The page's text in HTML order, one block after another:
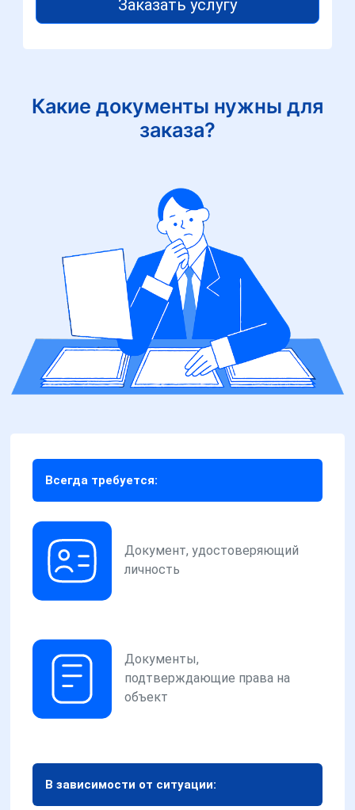
Заказать услугу
Какие документы нужны для
заказа?
Всегда требуется:
Документ, удостоверяющий
личность
Документы,
подтверждающие права на
объект
В зависимости от ситуации: